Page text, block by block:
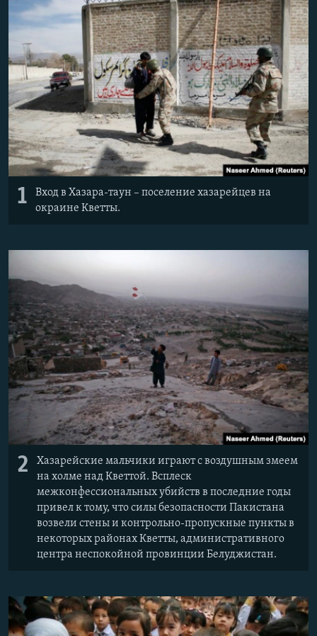
1
Вход в Хазара-таун – поселение хазарейцев на
окраине Кветты.
2
Хазарейские мальчики играют с воздушным змеем
на холме над Кветтой. Всплеск
межконфессиональных убийств в последние годы
привел к тому, что силы безопасности Пакистана
возвели стены и контрольно-пропускные пункты в
некоторых районах Кветты, административного
центра неспокойной провинции Белуджистан.